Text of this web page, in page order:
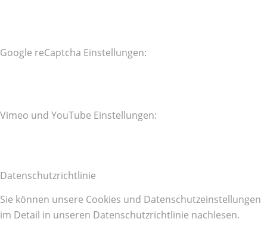
Google reCaptcha Einstellungen:
Vimeo und YouTube Einstellungen:
Datenschutzrichtlinie
Sie können unsere Cookies und Datenschutzeinstellungen
im Detail in unseren Datenschutzrichtlinie nachlesen.